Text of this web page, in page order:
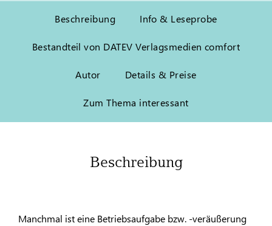
Beschreibung Info & Leseprobe
Bestandteil von DATEV Verlagsmedien comfort
Autor Details & Preise
Zum Thema interessant
Beschreibung
Manchmal ist eine Betriebsaufgabe bzw. -veräußerung